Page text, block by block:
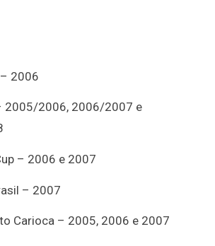
2006
2005/2006, 2006/2007 e
– 2006 e 2007
– 2007
Carioca – 2005, 2006 e 2007